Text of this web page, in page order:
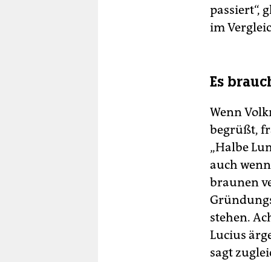
passiert“,
im
Es
Wenn
begrüßt,
„Halbe
auch
braunen
stehen.
Lucius
sagt